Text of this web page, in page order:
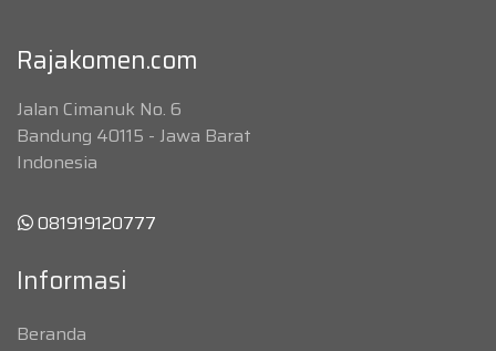
Rajakomen.com
Jalan Cimanuk No. 6
Bandung 40115 - Jawa Barat
Indonesia
081919120777
Informasi
Beranda